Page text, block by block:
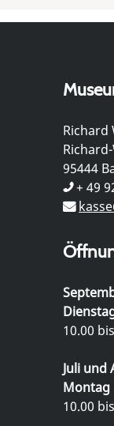
Richard
95444
+ 49
10.00
Juli und
Montag
10.00